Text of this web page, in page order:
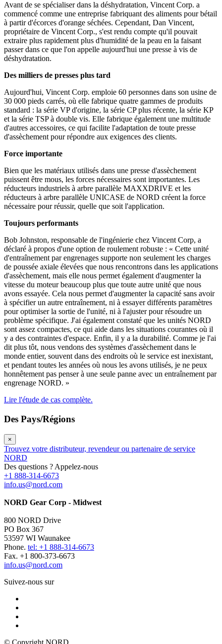
Avant de se spécialiser dans la déshydratation, Vincent Corp. a
commencé comme une entreprise fabriquant des aliments pour bétail
à partir d'écorces d'orange séchées. Cependant, Dan Vincent,
propriétaire de Vincent Corp., s'est rendu compte qu'il pouvait
extraire plus rapidement plus d'humidité de la peau en la faisant
passer dans ce que l'on appelle aujourd'hui une presse à vis de
déshydratation.
Des milliers de presses plus tard
Aujourd'hui, Vincent Corp. emploie 60 personnes dans son usine de
30 000 pieds carrés, où elle fabrique quatre gammes de produits
standard : la série VP d'origine, la série CP plus récente, la série KP
et la série TSP à double vis. Elle fabrique également une multitude
d'autres accessoires, ce qui facilite l'adaptation de toute presse
d'assèchement pour répondre aux exigences des clients.
Force importante
Bien que les matériaux utilisés dans une presse d'assèchement
puissent être mous, les forces nécessaires sont importantes. Les
réducteurs industriels à arbre parallèle MAXXDRIVE et les
réducteurs à arbre parallèle UNICASE de NORD créent la force
nécessaire pour réussir, quelle que soit l'application.
Toujours performants
Bob Johnston, responsable de l'ingénierie chez Vincent Corp, a
déclaré à propos d'une option de roulement robuste : « Cette unité
d'entraînement par engrenages supporte non seulement les charges
de poussée axiale élevées que nous rencontrons dans les applications
d'assèchement, mais elle nous permet également d'augmenter la
vitesse du moteur beaucoup plus que toute autre unité que nous
avons essayée. Cela nous permet d'augmenter la capacité sans avoir
à spécifier un autre entraînement, ni à essayer différents paramètres
pour optimiser la sortie de l'unité, ni à l'ajuster pour résoudre un
problème spécifique. J'ai également constaté que les unités NORD
sont assez compactes, ce qui aide dans les situations courantes où il
y a des contraintes d'espace. Enfin, il y a la durabilité. Comme je l'ai
dit plus tôt, nous vendons des systèmes d'assèchement dans le
monde entier, souvent dans des endroits où le service est inexistant,
et pendant toutes les années où nous les avons utilisés, je ne peux
honnêtement pas penser à une seule panne avec un entraînement par
engrenage NORD. »
Lire l'étude de cas complète.
Des Pays/Régions
×
Trouvez votre distributeur, revendeur ou partenaire de service
NORD
Des questions ? Appelez-nous
+1 888-314-6673
info.us@nord.com
NORD Gear Corp - Midwest
800 NORD Drive
PO Box 367
53597 WI Waunakee
Phone. tel: +1 888-314-6673
Fax. +1 800-373-6673
info.us@nord.com
Suivez-nous sur
© Copyright NORD